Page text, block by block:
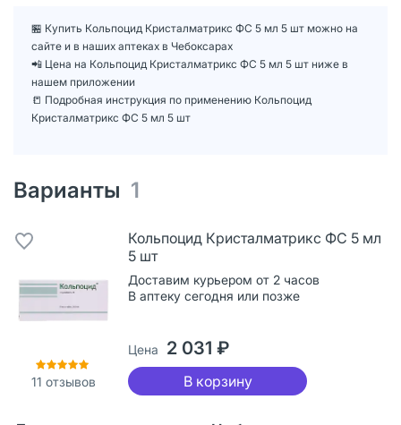
🏪 Купить Кольпоцид Кристалматрикс ФС 5 мл 5 шт можно на
сайте и в наших аптеках в Чебоксарах
📲 Цена на Кольпоцид Кристалматрикс ФС 5 мл 5 шт ниже в
нашем приложении
📒 Подробная инструкция по применению Кольпоцид
Кристалматрикс ФС 5 мл 5 шт
Варианты 1
11 отзывов
Кольпоцид Кристалматрикс ФС 5 мл
5 шт
Доставим курьером от 2 часов
В аптеку сегодня или позже
Цена 2 031 ₽
В корзину